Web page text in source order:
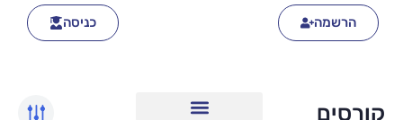
הרשמה כניסה
קורסים